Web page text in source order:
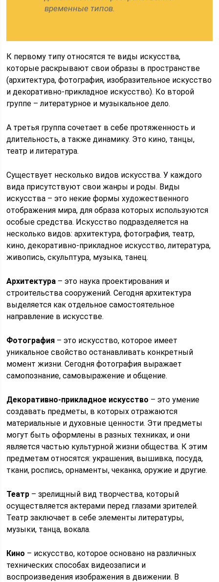
временные типов.
К первому типу относятся те виды искусства,
которые раскрывают свои образы в пространстве
(архитектура, фотография, изобразительное искусство
и декоративно-прикладное искусство). Ко второй
группе – литературное и музыкальное дело.
А третья группа сочетает в себе протяженность и
длительность, а также динамику. Это кино, танцы,
театр и литература.
Существует несколько видов искусства. У каждого
вида присутствуют свои жанры и роды. Виды
искусства – это некие формы художественного
отображения мира, для образа которых используются
особые средства. Искусство подразделяется на
несколько видов: архитектура, фотография, театр,
кино, декоративно-прикладное искусство, литература,
живопись, скульптура, музыка, танец.
Архитектура – это наука проектирования и
строительства сооружений. Сегодня архитектура
выделяется как отдельное самостоятельное
направление в искусстве.
Фотография – это искусство, которое имеет
уникальное свойство останавливать конкретный
момент жизни. Сегодня фотография выражает
самопознание, самовыражение и общение.
Декоративно-прикладное искусство – это умение
создавать предметы, в которых отражаются
материальные и духовные ценности. Эти предметы
могут быть оформлены в разных техниках, и они
является частью культурной жизни общества. К этим
предметам относятся: украшения, вышивка, посуда,
ткани, роспись, орнаменты, чеканка, оружие и другие.
Театр – зрелищный вид творчества, который
осуществляется актерами перед глазами зрителей.
Театр заключает в себе элементы литературы,
музыки, танца, вокала.
Кино – искусство, которое основано на различных
технических способах видеозаписи и
воспроизведения изображения в движении. В